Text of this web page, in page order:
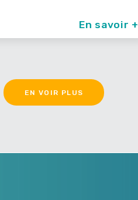
En savoir +
EN VOIR PLUS